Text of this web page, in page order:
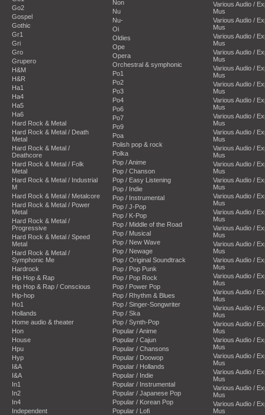
Go2
Gospel
Gothic
Gr1
Gri
Gro
Grupero
H&M
H&R
Ha1
Ha4
Ha5
Ha6
Hard Rock & Metal
Hard Rock & Metal / Death
Metal
Hard Rock & Metal /
Deathcore
Hard Rock & Metal / Folk
Metal
Hard Rock & Metal / Industrial
M
Hard Rock & Metal / Metalcore
Hard Rock & Metal / Power
Metal
Hard Rock & Metal /
Progressive
Hard Rock & Metal / Speed
Metal
Hard Rock & Metal /
Symphonic Me
Hardrock
Hip Hop & Rap
Hip Hop & Rap / Conscious
Hip-hop
Ho1
Hollands
Home audio & theater
Hon
House
Hpu
Hyp
I&A
I&A
In1
In2
In4
Independent
Non
Nu
Nu-
Oi
Oldies
Ope
Opera
Orchestral & symphonic
Po1
Po2
Po3
Po4
Po6
Po7
Po9
Poa
Polish pop & rock
Polka
Pop / Anime
Pop / Chanson
Pop / Easy Listening
Pop / Indie
Pop / Instrumental
Pop / J-Pop
Pop / K-Pop
Pop / Middle of the Road
Pop / Musical
Pop / New Wave
Pop / Newage
Pop / Original Soundtrack
Pop / Pop Punk
Pop / Pop Rock
Pop / Power Pop
Pop / Rhythm & Blues
Pop / Singer-Songwriter
Pop / Ska
Pop / Synth-Pop
Popular / Anime
Popular / Cajun
Popular / Chansons
Popular / Doowop
Popular / Hollands
Popular / Indie
Popular / Instrumental
Popular / Japanese Pop
Popular / Korean Pop
Popular / Lofi
Various Audio /
Mus
Various Audio /
Mus
Various Audio /
Mus
Various Audio /
Mus
Various Audio /
Mus
Various Audio /
Mus
Various Audio /
Mus
Various Audio /
Mus
Various Audio /
Mus
Various Audio /
Mus
Various Audio /
Mus
Various Audio /
Mus
Various Audio /
Mus
Various Audio /
Mus
Various Audio /
Mus
Various Audio /
Mus
Various Audio /
Mus
Various Audio /
Mus
Various Audio /
Mus
Various Audio /
Mus
Various Audio /
Mus
Various Audio /
Mus
Various Audio /
Mus
Various Audio /
Mus
Various Audio /
Mus
Various Audio /
Mus